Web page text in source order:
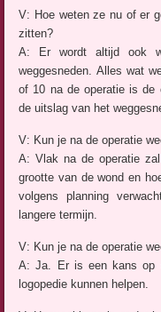
V: Hoe weten ze nu of er
zitten?
A: Er wordt altijd ook
weggesneden. Alles wat
of 10 na de operatie is de
de uitslag van het
V: Kun je na de operatie
A: Vlak na de operatie
grootte van de wond en
volgens planning
langere termijn.
V: Kun je na de operatie
A: Ja. Er is een kans op
logopedie kunnen helpen.